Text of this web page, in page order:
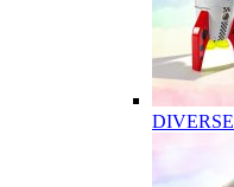
DIVERSE